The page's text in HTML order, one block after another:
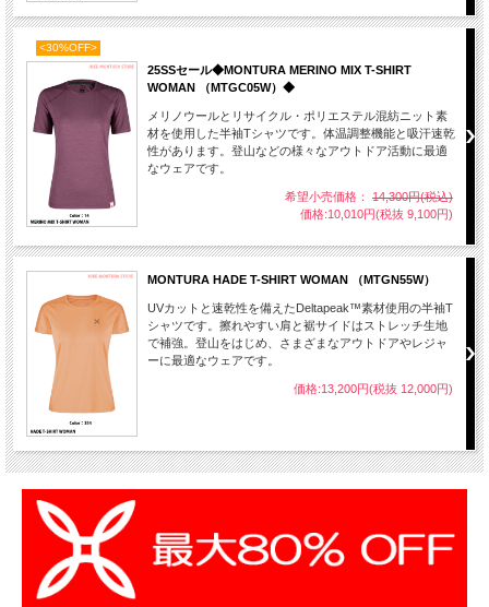
<30%OFF>
25SSセール◆MONTURA MERINO MIX T-SHIRT
WOMAN （MTGC05W）◆
メリノウールとリサイクル・ポリエステル混紡ニット素
材を使用した半袖Tシャツです。体温調整機能と吸汗速乾
性があります。登山などの様々なアウトドア活動に最適
なウェアです。
希望小売価格： 14,300円(税込)
価格:10,010円(税抜 9,100円)
MONTURA HADE T-SHIRT WOMAN （MTGN55W）
UVカットと速乾性を備えたDeltapeak™素材使用の半袖T
シャツです。擦れやすい肩と裾サイドはストレッチ生地
で補強。登山をはじめ、さまざまなアウトドアやレジャ
ーに最適なウェアです。
価格:13,200円(税抜 12,000円)